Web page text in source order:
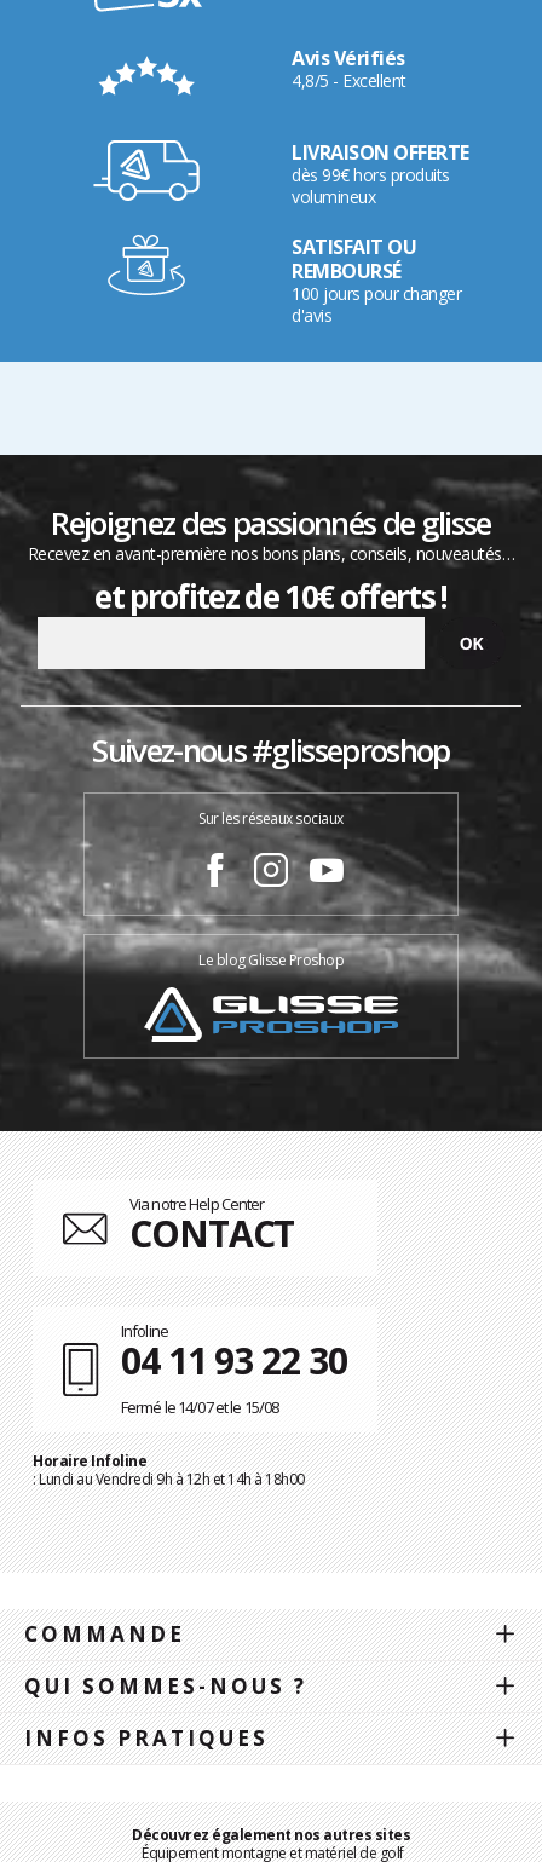
Avis Vérifiés
4,8/5 - Excellent
LIVRAISON OFFERTE
dès 99€ hors produits
volumineux
SATISFAIT OU
REMBOURSÉ
100 jours pour changer
d'avis
Rejoignez des passionnés de glisse
Recevez en avant-première nos bons plans, conseils, nouveautés…
et profitez de 10€ offerts !
Suivez-nous #glisseproshop
Sur les réseaux sociaux
Le blog Glisse Proshop
Via notre Help Center
CONTACT
Infoline
04 11 93 22 30
Fermé le 14/07 et le 15/08
Horaire Infoline
: Lundi au Vendredi 9h à 12h et 14h à 18h00
COMMANDE
QUI SOMMES-NOUS ?
INFOS PRATIQUES
Découvrez également nos autres sites
Équipement montagne et matériel de golf